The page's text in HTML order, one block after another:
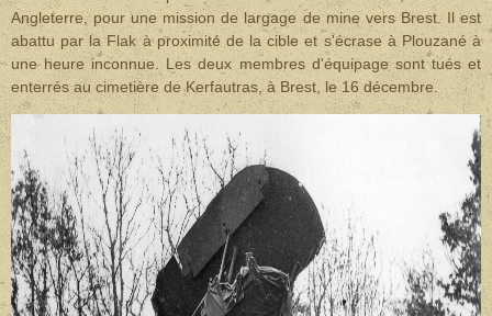
Angleterre, pour une mission de largage de mine vers Brest. Il est
abattu par la Flak à proximité de la cible et s'écrase à Plouzané à
une heure inconnue. Les deux membres d'équipage sont tués et
enterrés au cimetière de Kerfautras, à Brest, le 16 décembre.